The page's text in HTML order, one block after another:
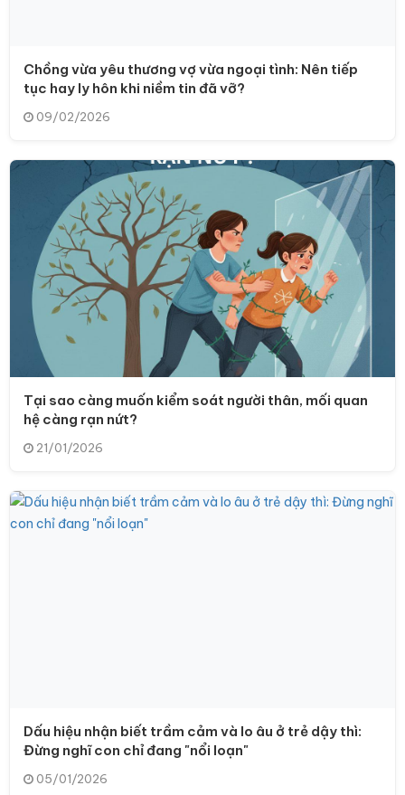
Chồng vừa yêu thương vợ vừa ngoại tình: Nên tiếp
tục hay ly hôn khi niềm tin đã vỡ?
09/02/2026
Tại sao càng muốn kiểm soát người thân, mối quan
hệ càng rạn nứt?
21/01/2026
Dấu hiệu nhận biết trầm cảm và lo âu ở trẻ dậy thì:
Đừng nghĩ con chỉ đang "nổi loạn"
05/01/2026